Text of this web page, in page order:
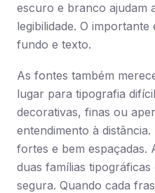
escuro e branco ajudam
legibilidade. O
fundo e texto.
As fontes também
lugar para tipografia
decorativas, finas ou
entendimento à
fortes e bem espaçadas.
duas famílias
segura. Quando cada